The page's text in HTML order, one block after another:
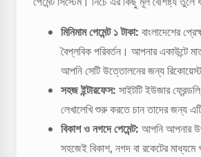
মিনিমাম পেমেন্ট ১ টাকা: বাংলাদেশের
বৈপ্লবিক পরিবর্তন। আপনার একাউন্টে
আপনি সেটি উত্তোলনের জন্য রিকোয়েস্ট
সহজ ইন্টারফেস: সাইটটি ইউজার
লেখালেখি শুরু করতে চান তাদের জন্য
বিকাশ ও নগদে পেমেন্ট: আপনি আপনার
সহজেই বিকাশ, নগদ বা রকেটের